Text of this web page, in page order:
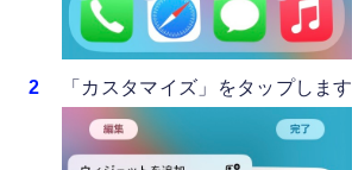
「カスタマイズ」をタップします